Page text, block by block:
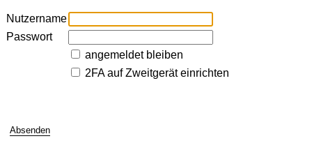
Nutzername
Passwort
angemeldet bleiben
2FA auf Zweitgerät einrichten
Absenden